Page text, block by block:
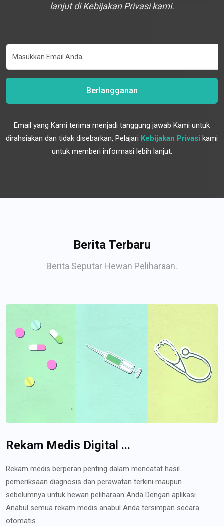
lanjut di Kebijakan Privasi kami.
Berlangganan
Email yang Kami terima menjadi tanggung jawab Kami untuk
dirahsiakan dan tidak disebarkan, Pelajari Kebijakan Privasi kami
untuk memberi informasi lebih lanjut.
Berita Terbaru
Berita Seputar Hewan Peliharaan.
Rekam Medis Digital ...
Rekam medis berperan penting dalam mencatat hasil
pemeriksaan diagnosis dan perawatan terkini maupun
sebelumnya untuk hewan peliharaan Anda Dengan aplikasi
Anabul semua rekam medis anabul Anda tersimpan secara
otomatis...